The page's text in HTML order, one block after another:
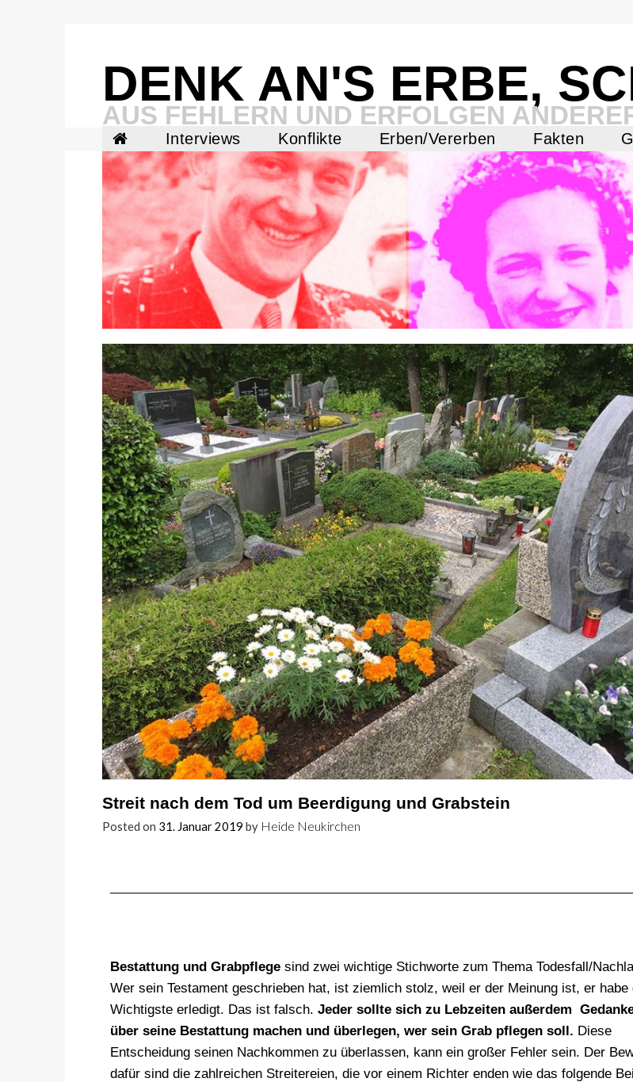
DENK AN'S ERBE,
AUS FEHLERN UND ERFOLGEN
Interviews Konflikte Erben/Vererben Fakten
Streit nach dem Tod um Beerdigung und Grabstein
Posted on 31. Januar 2019 by Heide Neukirchen
Bestattung und Grabpflegesind zwei wichtige Stichworte zum Thema Todesfall/
Wer sein Testament geschrieben hat, ist ziemlich stolz, weil er der Meinung ist, er habe
Wichtigste erledigt. Das ist falsch. Jeder sollte sich zu Lebzeiten außerdem
über seine Bestattung machen und überlegen, wer sein Grab pflegen soll. Diese
Entscheidung seinen Nachkommen zu überlassen, kann ein großer Fehler sein. Der
dafür sind die zahlreichen Streitereien, die vor einem Richter enden wie das folgende